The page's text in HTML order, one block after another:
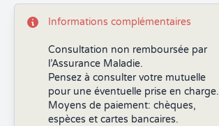
Informations complémentaires
Consultation non remboursée par
l’Assurance Maladie.
Pensez à consulter votre mutuelle
pour une éventuelle prise en charge.
Moyens de paiement: chèques,
espèces et cartes bancaires.